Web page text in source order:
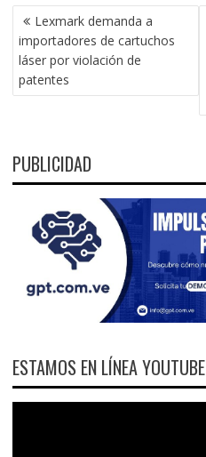
NAVEGACIÓN
DE
ENTRADAS
Lexmark demanda a
importadores de cartuchos
láser por violación de
patentes
PUBLICIDAD
ESTAMOS EN LÍNEA YOUTUBE